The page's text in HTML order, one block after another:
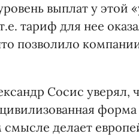
выплат у этой
тариф для нее
позволило
Сосис уверял,
делает